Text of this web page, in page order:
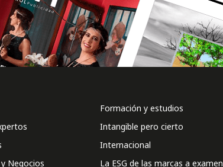
Negocios
Formación y estudios
Intangible pero cierto
Internacional
La ESG de las marcas a examen